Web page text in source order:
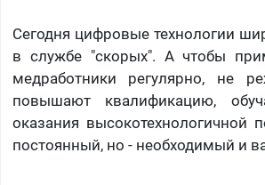
Сегодня цифровые технологии
в службе "скорых". А чтобы
медработники регулярно, не
повышают квалификацию,
оказания высокотехнологичной
постоянный, но - необходимый и